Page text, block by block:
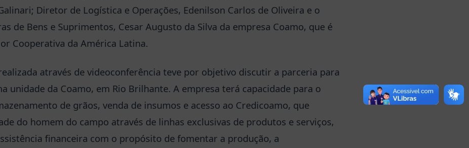
Diretor de Logística e Operações, Edenilson Carlos de Oliveira e o
de Bens e Suprimentos, Cesar Augusto da Silva da empresa Coamo, que é
Cooperativa da América Latina.
através de videoconferência teve por objetivo discutir a parceria para
unidade da Coamo, em Rio Brilhante. A empresa terá capacidade para o
de grãos, venda de insumos e acesso ao Credicoamo, que
do homem do campo através de linhas exclusivas de produtos e serviços,
financeira com o propósito de fomentar a produção, a